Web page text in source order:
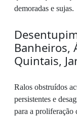
demoradas e sujas.
Banheiros,
Quintais,
Ralos obstruídos
persistentes e
para a proliferação